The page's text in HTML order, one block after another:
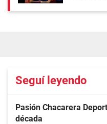
Seguí leyendo
Pasión Chacarera
década